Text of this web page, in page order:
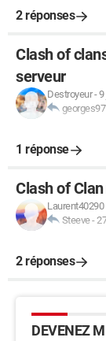
2 réponses
Clash of
serveur
Destroyeur-9
georges97
1 réponse
Clash of
Laurent40290
Steeve-
2 réponses
DEVENEZ